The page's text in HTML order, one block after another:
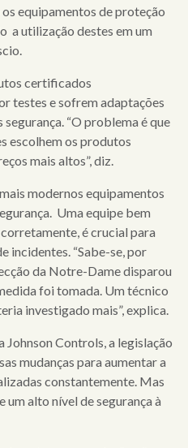
equipamentos de proteção
a utilização destes em um
certificados
testes e sofrem adaptações
“O problema é que
escolhem os produtos
mais altos”, diz.
modernos equipamentos
Uma equipe bem
é crucial para
incidentes. “Sabe-se, por
da Notre-Dame disparou
foi tomada. Um técnico
investigado mais”, explica.
Johnson Controls, a legislação
mudanças para aumentar a
constantemente. Mas
um alto nível de segurança à